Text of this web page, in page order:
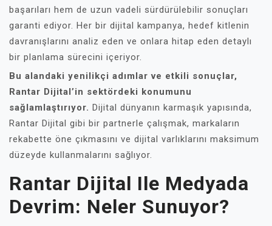
başarıları hem de uzun vadeli sürdürülebilir sonuçları
garanti ediyor. Her bir dijital kampanya, hedef kitlenin
davranışlarını analiz eden ve onlara hitap eden detaylı
bir planlama sürecini içeriyor.
Bu alandaki yenilikçi adımlar ve etkili sonuçlar,
Rantar Dijital’in sektördeki konumunu
sağlamlaştırıyor. Dijital dünyanın karmaşık yapısında,
Rantar Dijital gibi bir partnerle çalışmak, markaların
rekabette öne çıkmasını ve dijital varlıklarını maksimum
düzeyde kullanmalarını sağlıyor.
Rantar Dijital Ile Medyada
Devrim: Neler Sunuyor?